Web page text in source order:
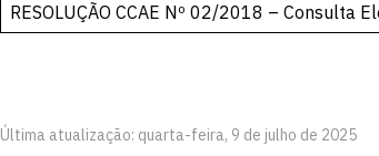
RESOLUÇÃO CCAE Nº 02/2018 – Consulta
Última atualização: quarta-feira, 9 de julho de 2025